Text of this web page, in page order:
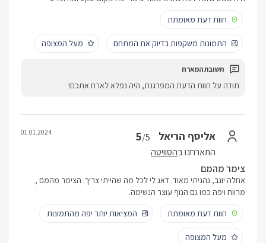
חוות דעת מאומתת
התמונות משקפות בדיוק את המתחם מעל המצופה
תודה על חוות הדעת המפרגנת, היה נפלא לארח אתכם!
אליסף הריאל 5/5
התארחנו בהסוויטה
01.01.2024
צימר מהמם
אחלה יוגב, נהניתי מאוד. דאג לי לכל מה שהייתי צריך. הצימר מהמם ,
מרווח ויפה כמו גם הנוף עוצר הנשימה.
חוות דעת מאומתת
המציאות יותר יפה מהתמונות
מעל המצופה